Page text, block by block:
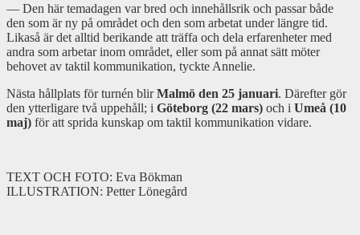
— Den här temadagen var bred och innehållsrik och passar både
den som är ny på området och den som arbetat under längre tid.
Likaså är det alltid berikande att träffa och dela erfarenheter med
andra som arbetar inom området, eller som på annat sätt möter
behovet av taktil kommunikation, tyckte Annelie.
Nästa hållplats för turnén blirMalmö den 25 januari. Därefter gör
den ytterligare två uppehåll; i Göteborg (22 mars) och i Umeå (10
maj) för att sprida kunskap om taktil kommunikation vidare.
TEXT OCH FOTO: Eva Bökman
ILLUSTRATION: Petter Lönegård